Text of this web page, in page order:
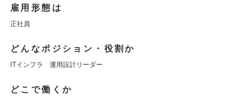
雇用形態は
正社員
どんなポジション・役割か
ITインフラ 運用設計リーダー
どこで働くか